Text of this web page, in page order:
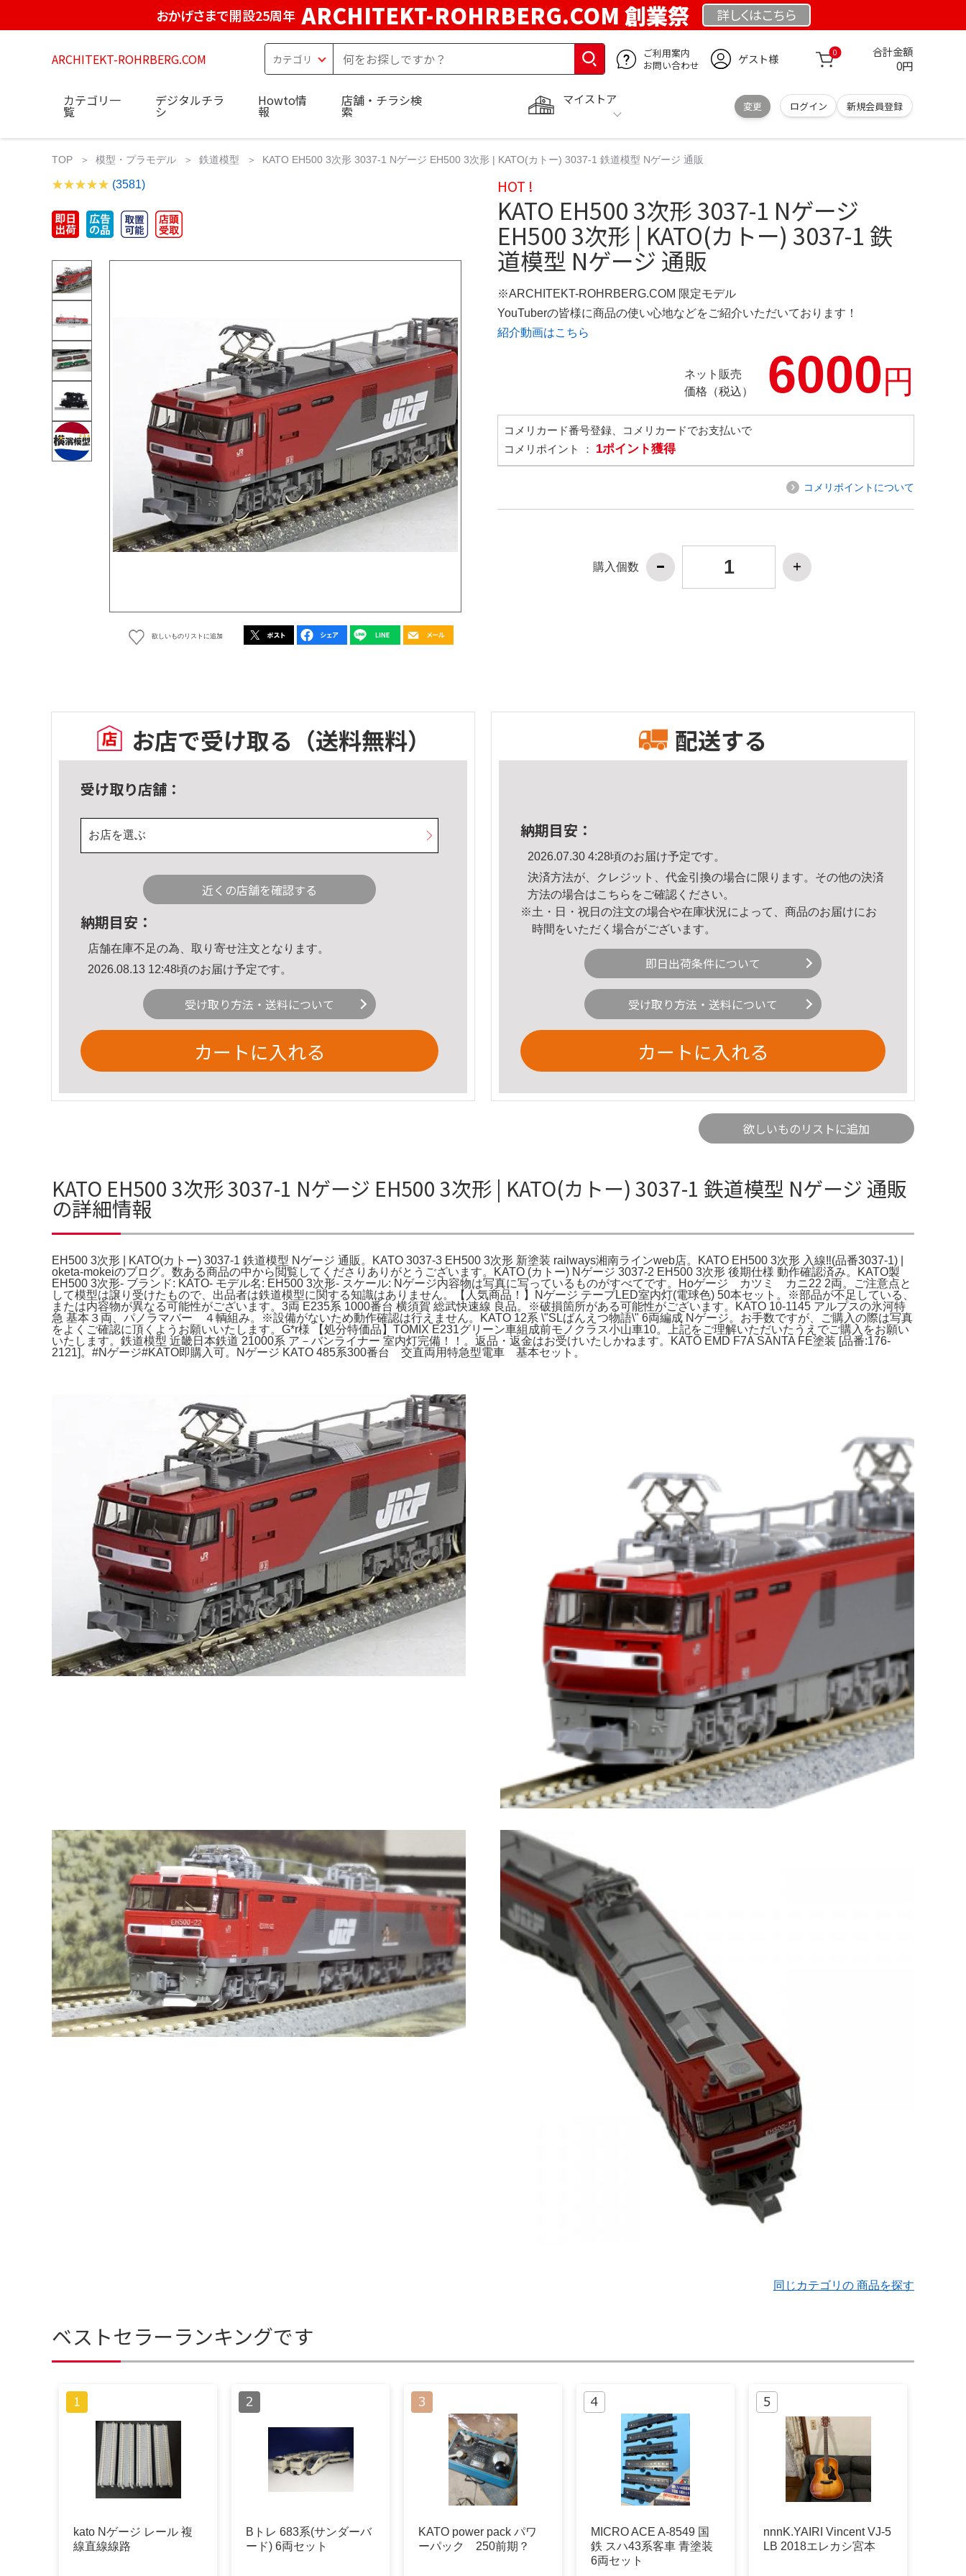
おかげさまで開設25周年 ARCHITEKT-ROHRBERG.COM 創業祭 詳しくはこちら
ARCHITEKT-ROHRBERG.COM
ご利用案内
お問い合わせ
ゲスト様 0 合計金額
0円
マイストア
変更 ログイン 新規会員登録
カテゴリ一
覧
デジタルチラ
シ
Howto情
報
店舗・チラシ検
索
TOP 模型・プラモデル 鉄道模型 KATO EH500 3次形 3037-1 Nゲージ EH500 3次形 | KATO(カトー) 3037-1 鉄道模型 Nゲージ 通販
(3581)
欲しいものリストに追加
HOT !
KATO EH500 3次形 3037-1 Nゲージ
EH500 3次形 | KATO(カトー) 3037-1 鉄
道模型 Nゲージ 通販
※ARCHITEKT-ROHRBERG.COM 限定モデル
YouTuberの皆様に商品の使い心地などをご紹介いただいております！
紹介動画はこちら
ネット販売
価格（税込）
6000円
コメリカード番号登録、コメリカードでお支払いで
コメリポイント ： 1ポイント獲得
コメリポイントについて
購入個数
お店で受け取る （送料無料）
受け取り店舗：
お店を選ぶ
近くの店舗を確認する
納期目安：
店舗在庫不足の為、取り寄せ注文となります。
2026.08.13 12:48頃のお届け予定です。
受け取り方法・送料について
カートに入れる
配送する
納期目安：
2026.07.30 4:28頃のお届け予定です。
決済方法が、クレジット、代金引換の場合に限ります。その他の決済
方法の場合はこちら をご確認ください。
※土・日・祝日の注文の場合や在庫状況によって、商品のお届けにお
時間をいただく場合がございます。
即日出荷条件について
受け取り方法・送料について
カートに入れる
欲しいものリストに追加
KATO EH500 3次形 3037-1 Nゲージ EH500 3次形 | KATO(カトー) 3037-1 鉄道模型 Nゲージ 通販
の詳細情報
EH500 3次形 | KATO(カトー) 3037-1 鉄道模型 Nゲージ 通販。KATO 3037-3 EH500 3次形 新塗装 railways湘南ラインweb店。KATO EH500 3次形 入線‼️(品番3037-1) |
oketa-mokeiのブログ。数ある商品の中から閲覧してくださりありがとうございます。KATO (カトー) Nゲージ 3037-2 EH500 3次形 後期仕様 動作確認済み。KATO製
EH500 3次形- ブランド: KATO- モデル名: EH500 3次形- スケール: Nゲージ内容物は写真に写っているものがすべてです。Hoゲージ カツミ カニ22 2両。ご注意点と
して模型は譲り受けたもので、出品者は鉄道模型に関する知識はありません。【人気商品！】Nゲージ テープLED室内灯(電球色) 50本セット。※部品が不足している、
または内容物が異なる可能性がございます。3両 E235系 1000番台 横須賀 総武快速線 良品。※破損箇所がある可能性がございます。KATO 10-1145 アルプスの氷河特
急 基本３両、パノラマバー ４輌組み。※設備がないため動作確認は行えません。KATO 12系 \"SLばんえつ物語\" 6両編成 Nゲージ。お手数ですが、ご購入の際は写真
をよくご確認に頂くようお願いいたします。G*r様 【処分特価品】TOMIX E231グリーン車組成前モノクラス小山車10。上記をご理解いただいたうえでご購入をお願い
いたします。鉄道模型 近畿日本鉄道 21000系 ア－バンライナー 室内灯完備！！。返品・返金はお受けいたしかねます。KATO EMD F7A SANTA FE塗装 [品番:176-
2121]。#Nゲージ#KATO即購入可。Nゲージ KATO 485系300番台 交直両用特急型電車 基本セット。
同じカテゴリの 商品を探す
ベストセラーランキングです
kato Nゲージ レール 複
線直線線路
Bトレ 683系(サンダーバ
ード) 6両セット
KATO power pack パワ
ーパック 250前期？
MICRO ACE A-8549 国
鉄 スハ43系客車 青塗装
6両セット
nnnK.YAIRI Vincent VJ-5
LB 2018エレカシ宮本